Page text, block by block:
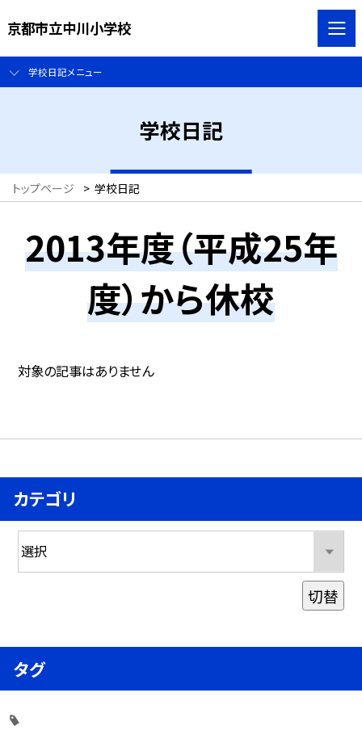
京都市立中川小学校
学校日記メニュー
学校日記
トップページ > 学校日記
2013年度（平成25年
度）から休校
対象の記事はありません
カテゴリ
切替
タグ